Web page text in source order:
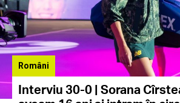
Români
Interviu 30-0 | Sorana